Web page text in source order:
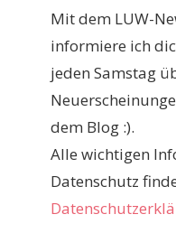
Mit dem LUW-
informiere ich
jeden Samstag
dem Blog :).
Alle wichtigen
Datenschutz